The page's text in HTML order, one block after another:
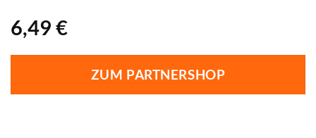
6,49 €
ZUM PARTNERSHOP